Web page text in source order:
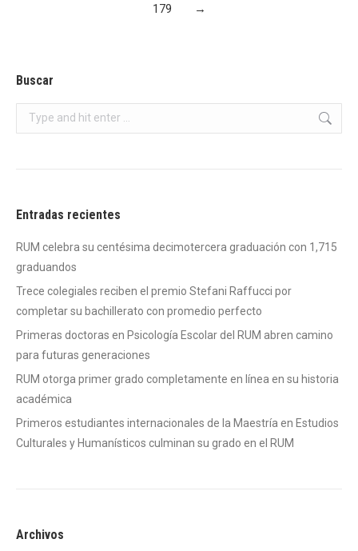
179
→
Buscar
Search:
Entradas recientes
RUM celebra su centésima decimotercera graduación con 1,715
graduandos
Trece colegiales reciben el premio Stefani Raffucci por
completar su bachillerato con promedio perfecto
Primeras doctoras en Psicología Escolar del RUM abren camino
para futuras generaciones
RUM otorga primer grado completamente en línea en su historia
académica
Primeros estudiantes internacionales de la Maestría en Estudios
Culturales y Humanísticos culminan su grado en el RUM
Archivos